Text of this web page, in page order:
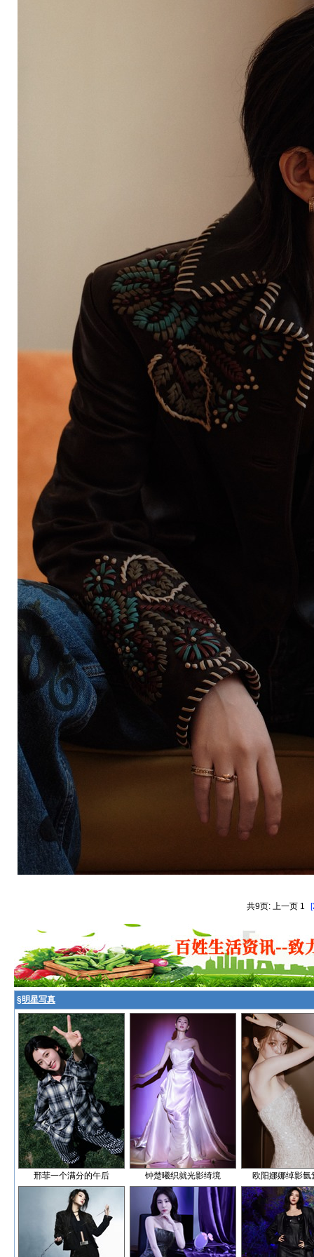
共9页: 上一页 1
§明星写真
邢菲一个满分的午后 钟楚曦织就光影绮境 欧阳娜娜绰影氤